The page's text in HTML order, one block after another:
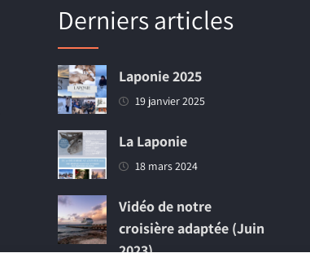
Derniers articles
Laponie 2025
19 janvier 2025
La Laponie
18 mars 2024
Vidéo de notre
croisière adaptée (Juin